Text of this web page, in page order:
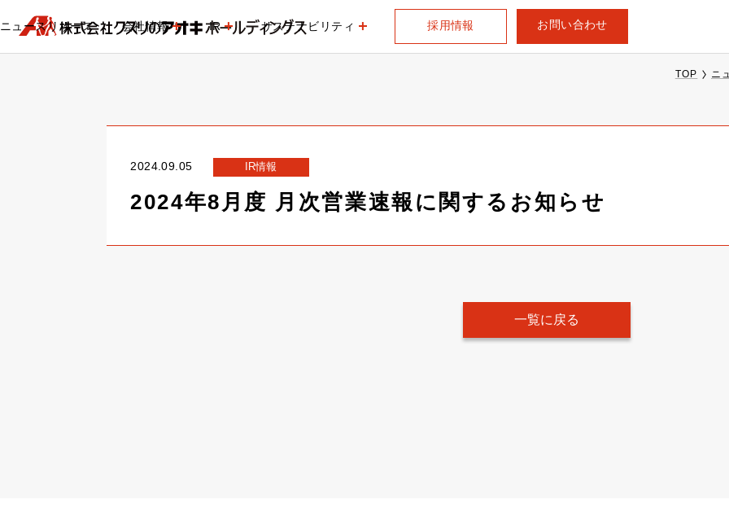
ニュースリリース 会社情報 IR サステナビリティ 採用情報 お問い合わせ
TOP ニ
2024.09.05 IR情報
2024年8月度 月次営業速報に関するお知らせ
一覧に戻る